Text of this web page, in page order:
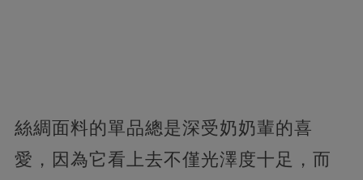
絲綢面料的單品總是深受奶奶輩的喜
愛，因為它看上去不僅光澤度十足，而